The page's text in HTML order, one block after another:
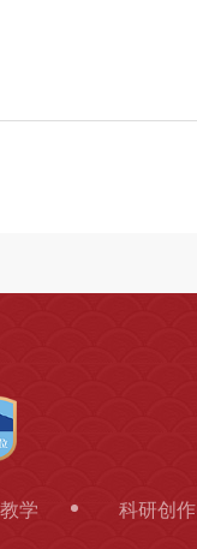
学 科研创作